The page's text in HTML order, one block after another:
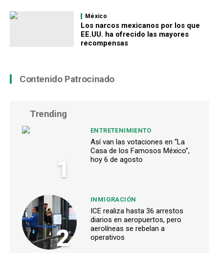
México
Los narcos mexicanos por los que
EE.UU. ha ofrecido las mayores
recompensas
Contenido Patrocinado
Trending
1
ENTRETENIMIENTO
Así van las votaciones en “La
Casa de los Famosos México”,
hoy 6 de agosto
2
INMIGRACIÓN
ICE realiza hasta 36 arrestos
diarios en aeropuertos, pero
aerolíneas se rebelan a
operativos